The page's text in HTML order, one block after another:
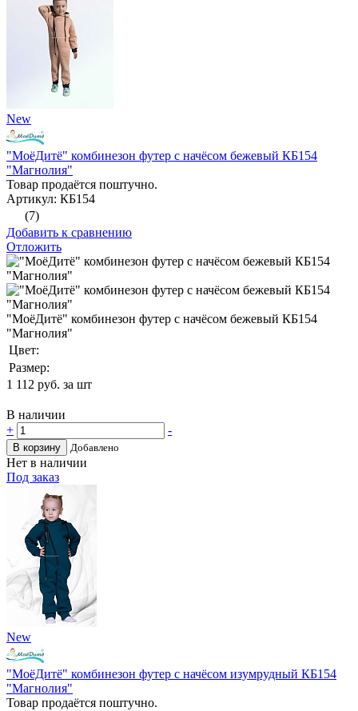
New
"МоёДитё" комбинезон футер с начёсом бежевый КБ154
"Магнолия"
Товар продаётся поштучно.
Артикул: КБ154
(7)
Добавить к сравнению
Отложить
"МоёДитё" комбинезон футер с начёсом бежевый КБ154
"Магнолия"
Цвет:
Размер:
1 112 руб. за шт
В наличии
+
-
В корзину Добавлено
Нет в наличии
Под заказ
New
"МоёДитё" комбинезон футер с начёсом изумрудный КБ154
"Магнолия"
Товар продаётся поштучно.